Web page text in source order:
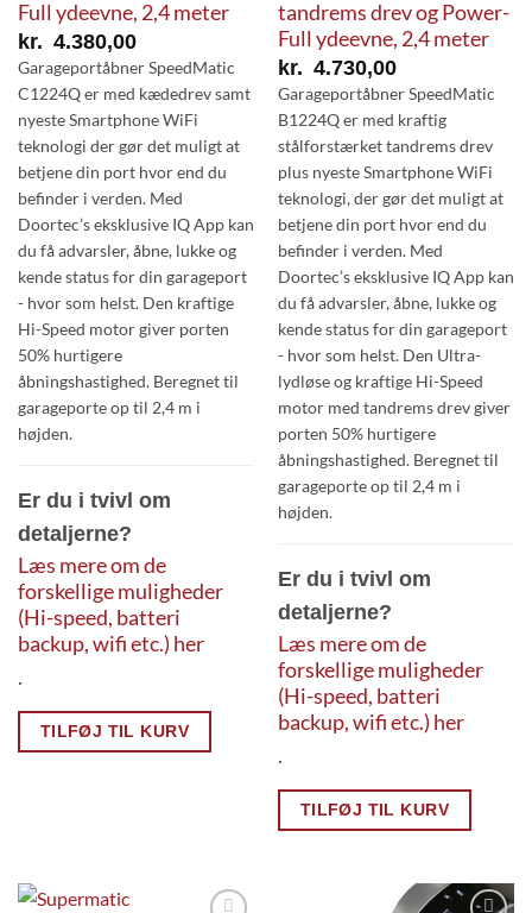
Full ydeevne, 2,4 meter
kr. 4.380,00
Garageportåbner SpeedMatic
C1224Q er med kædedrev samt
nyeste Smartphone WiFi
teknologi der gør det muligt at
betjene din port hvor end du
befinder i verden. Med
Doortec’s eksklusive IQ App kan
du få advarsler, åbne, lukke og
kende status for din garageport
- hvor som helst. Den kraftige
Hi-Speed motor giver porten
50% hurtigere
åbningshastighed. Beregnet til
garageporte op til 2,4 m i
højden.
Er du i tvivl om
detaljerne?
Læs mere om de
forskellige muligheder
(Hi-speed, batteri
backup, wifi etc.) her
.
TILFØJ TIL KURV
tandrems drev og Power-
Full ydeevne, 2,4 meter
kr. 4.730,00
Garageportåbner SpeedMatic
B1224Q er med kraftig
stålforstærket tandrems drev
plus nyeste Smartphone WiFi
teknologi, der gør det muligt at
betjene din port hvor end du
befinder i verden. Med
Doortec’s eksklusive IQ App kan
du få advarsler, åbne, lukke og
kende status for din garageport
- hvor som helst. Den Ultra-
lydløse og kraftige Hi-Speed
motor med tandrems drev giver
porten 50% hurtigere
åbningshastighed. Beregnet til
garageporte op til 2,4 m i
højden.
Er du i tvivl om
detaljerne?
Læs mere om de
forskellige muligheder
(Hi-speed, batteri
backup, wifi etc.) her
.
TILFØJ TIL KURV